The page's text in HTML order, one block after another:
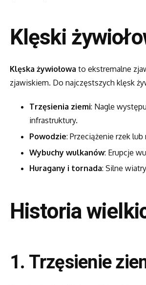
Klęski
Klęska żywiołowa to ekstremalne
zjawiskiem. Do najczęstszych klęsk
Trzęsienia ziemi: Nagle
infrastruktury.
Powodzie: Przeciążenie rzek
Wybuchy wulkanów: Erupcje
Huragany i tornada: Silne
Historia
1. Trzęsienie